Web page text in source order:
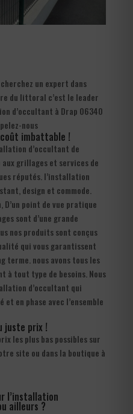
un expert dans
du littoral c’est le leader
d’occultant à Drap 06340
nous
imbattable !
d’occultant de
grillages et services de
réputés. l’installation
design et commode.
point de vue pratique
sont d’une grande
nos produits sont conçus
qui vous garantissent
terme. nous avons tous les
à tout type de besoins. Nous
d’occultant qui
en phase avec l’ensemble
juste prix !
les plus bas possibles sur
site ou dans la boutique à
l’installation
ailleurs ?